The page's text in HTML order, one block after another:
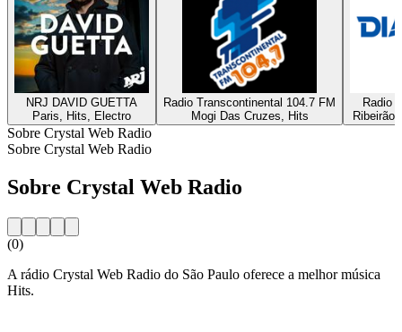
NRJ DAVID GUETTA
Paris, Hits, Electro
Radio Transcontinental 104.7 FM
Mogi Das Cruzes, Hits
Radio
Ribeirão
Sobre Crystal Web Radio
Sobre Crystal Web Radio
Sobre Crystal Web Radio
(0)
A rádio Crystal Web Radio do São Paulo oferece a melhor música
Hits.